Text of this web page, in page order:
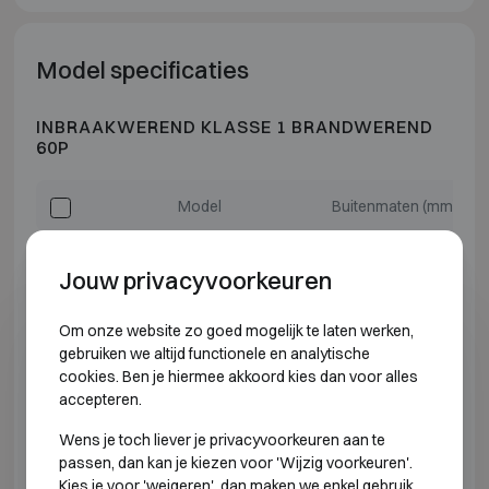
Model specificaties
INBRAAKWEREND KLASSE 1 BRANDWEREND
60P
Model Buitenmaten (mm)
Burg-Wächter MTD 760 K H625 B500 D462
Burg-Wächter MTD 740 E H380 B500 D462
Jouw privacyvoorkeuren
Om onze website zo goed mogelijk te laten werken,
gebruiken we altijd functionele en analytische
cookies. Ben je hiermee akkoord kies dan voor alles
accepteren.
Wens je toch liever je privacyvoorkeuren aan te
passen, dan kan je kiezen voor 'Wijzig voorkeuren'.